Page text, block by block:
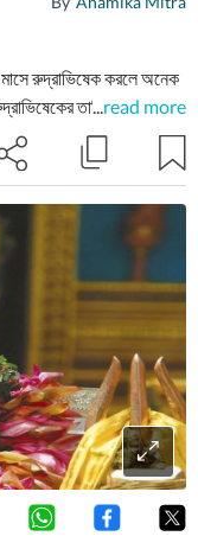
রুদ্রাভিষেক করলে অনেক
তারিখগুলি কী কী।
...read more